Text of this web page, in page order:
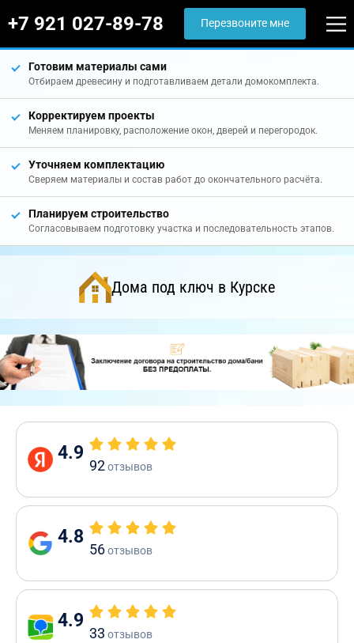
+7 921 027-89-78 Перезвоните мне
Готовим материалы сами
Отбираем древесину и подготавливаем детали домокомплекта.
Корректируем проекты
Меняем планировку, расположение окон, дверей и перегородок.
Уточняем комплектацию
Сверяем материалы и состав работ до окончательного расчёта.
Планируем строительство
Согласовываем подготовку участка и последовательность этапов.
Дома под ключ в Курске
4.9
92отзывов
4.8
56отзывов
4.9
33 отзывов